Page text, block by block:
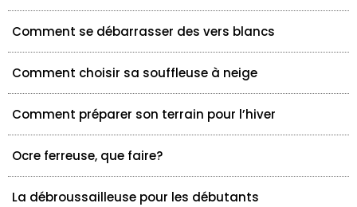
Comment se débarrasser des vers blancs
Comment choisir sa souffleuse à neige
Comment préparer son terrain pour l’hiver
Ocre ferreuse, que faire?
La débroussailleuse pour les débutants